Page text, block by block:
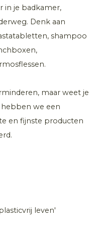
in je badkamer,
Denk aan
shampoo
maar weet je
we een
en fijnste producten
leven'